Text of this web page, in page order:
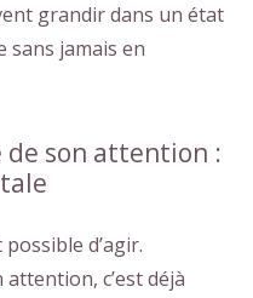
grandir dans un état
sans jamais en
de son attention :
d’agir.
c’est déjà